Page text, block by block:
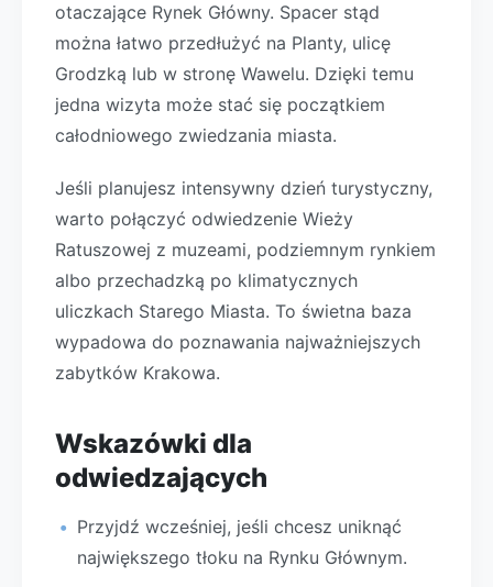
otaczające Rynek Główny. Spacer stąd
można łatwo przedłużyć na Planty, ulicę
Grodzką lub w stronę Wawelu. Dzięki temu
jedna wizyta może stać się początkiem
całodniowego zwiedzania miasta.
Jeśli planujesz intensywny dzień turystyczny,
warto połączyć odwiedzenie Wieży
Ratuszowej z muzeami, podziemnym rynkiem
albo przechadzką po klimatycznych
uliczkach Starego Miasta. To świetna baza
wypadowa do poznawania najważniejszych
zabytków Krakowa.
Wskazówki dla
odwiedzających
Przyjdź wcześniej, jeśli chcesz uniknąć
największego tłoku na Rynku Głównym.